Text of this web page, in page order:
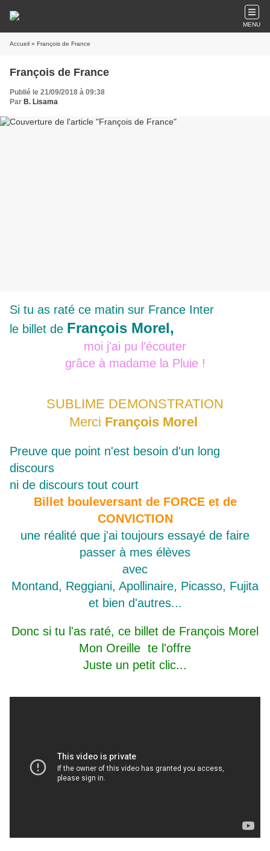
MENU
Accueil » François de France
François de France
Publié le 21/09/2018 à 09:38
Par B. Lisama
Si tu as raté ce matin sur France Inter
le billet de François Morel,
moi j'ai pu l'écouter
grâce à madame la Pluie !
SUBLIME DEMONSTRATION
Merci François Morel
Preuve que point n'est besoin d'un long
discours
ni de discours tout court
Billet bouleversant de FORCE et de
CONVICTION
une réalité que j'ai toujours essayé de faire
passer à mes élèves
avec
Montand, Reggiani, Apollinaire, Picasso, Fujita
et bien d'autres...
Donc si tu l'as raté, ce billet de François Morel
Mon Oreille te l'offre
Juste un petit clic...